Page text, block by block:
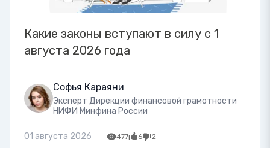
Какие законы вступают в силу с 1
августа 2026 года
Софья Караяни
Эксперт Дирекции финансовой грамотности
НИФИ Минфина России
01 августа 2026 477 6 2